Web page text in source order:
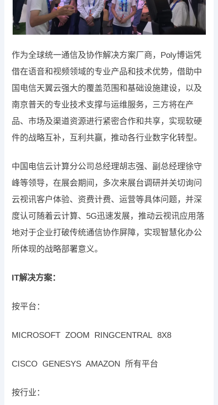
作为全球统一通信及协作解决方案厂商，Poly博诣凭
借在语音和视频领域的专业产品和技术优势，借助中
国电信天翼云强大的覆盖范围和基础设施建设，以及
南京普天的专业技术支撑与运维服务，三方将在产
品、市场及渠道资源进行紧密合作和共享，实现软硬
件的战略互补，互利共赢，推动各行业数字化转型。
中国电信云计算分公司总经理胡志强、副总经理徐守
峰等领导，在展会期间，多次来展台调研并关切询问
云视讯客户体验、资费计费、运营等具体问题，并深
度认可随着云计算、5G迅速发展，推动云视讯应用落
地对于企业打破传统通信协作屏障，实现智慧化办公
所体现的战略部署意义。
IT解决方案：
按平台：
MICROSOFT ZOOM RINGCENTRAL 8X8
CISCO GENESYS AMAZON 所有平台
按行业：